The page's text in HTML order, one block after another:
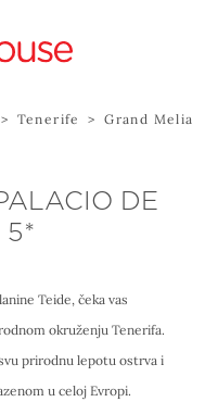
> Tenerife >
Grand Melia
DE
5*
Teide, čeka vas
okruženju Tenerifa.
prirodnu lepotu ostrva i
u celoj Evropi.